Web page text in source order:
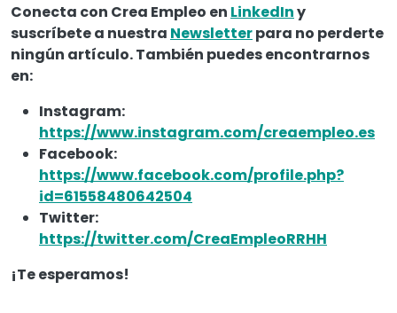
Conecta con Crea Empleo en LinkedIny
suscríbete a nuestra Newsletterpara no perderte
ningún artículo. También puedes encontrarnos
en:
Instagram:
https://www.instagram.com/creaempleo.es
Facebook:
https://www.facebook.com/profile.php?
id=61558480642504
Twitter:
https://twitter.com/CreaEmpleoRRHH
¡Te esperamos!